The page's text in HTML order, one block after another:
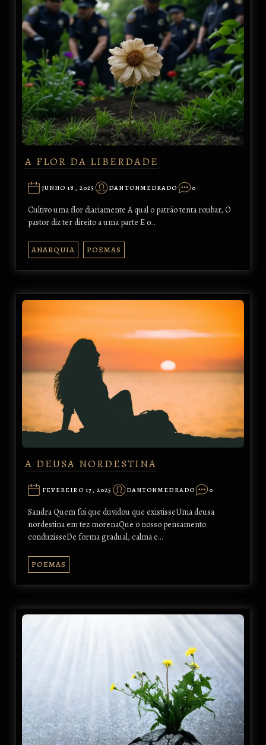
A FLOR DA LIBERDADE
JUNHO 18, 2025 DANTONMEDRADO 0
Cultivo uma flor diariamente A qual o patrão tenta roubar, O
pastor diz ter direito a uma parte E o…
ANARQUIA POEMAS
A DEUSA NORDESTINA
FEVEREIRO 17, 2025 DANTONMEDRADO 0
Sandra Quem foi que duvidou que existisseUma deusa
nordestina em tez morenaQue o nosso pensamento
conduzisseDe forma gradual, calma e…
POEMAS